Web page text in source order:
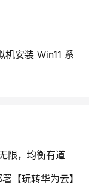
安装 Win11 系
限，均衡有道
【玩转华为云】